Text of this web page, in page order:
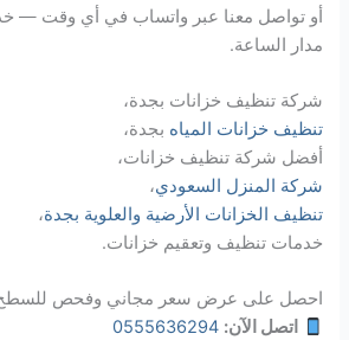
أو تواصل معنا عبر واتساب في أي وقت —
مدار الساعة.
شركة تنظيف خزانات بجدة،
تنظيف خزانات المياه بجدة،
أفضل شركة تنظيف خزانات،
شركة المنزل السعودي،
تنظيف الخزانات الأرضية والعلوية بجدة،
خدمات تنظيف وتعقيم خزانات.
احصل على عرض سعر مجاني وفحص للسطح
اتصل الآن: 0555636294